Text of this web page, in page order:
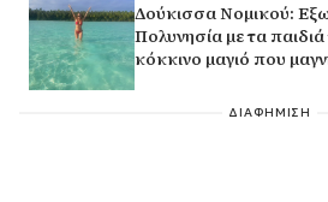
Δούκισσα Νομικού:
Πολυνησία με τα
κόκκινο μαγιό που
ΔΙΑΦΗΜΙΣΗ